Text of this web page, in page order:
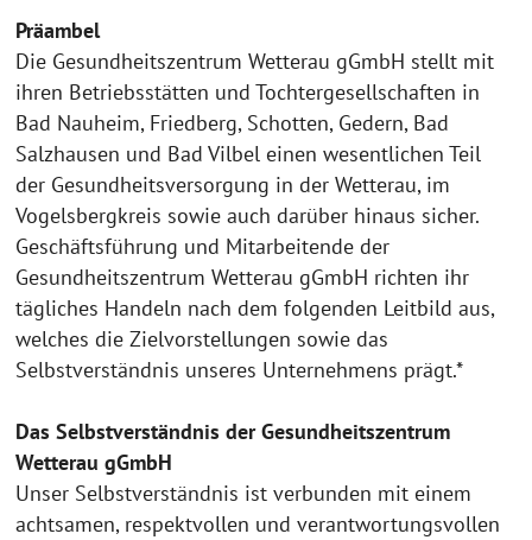
Präambel
Die Gesundheitszentrum Wetterau gGmbH stellt mit
ihren Betriebsstätten und Tochtergesellschaften in
Bad Nauheim, Friedberg, Schotten, Gedern, Bad
Salzhausen und Bad Vilbel einen wesentlichen Teil
der Gesundheitsversorgung in der Wetterau, im
Vogelsbergkreis sowie auch darüber hinaus sicher.
Geschäftsführung und Mitarbeitende der
Gesundheitszentrum Wetterau gGmbH richten ihr
tägliches Handeln nach dem folgenden Leitbild aus,
welches die Zielvorstellungen sowie das
Selbstverständnis unseres Unternehmens prägt.*
Das Selbstverständnis der Gesundheitszentrum
Wetterau gGmbH
Unser Selbstverständnis ist verbunden mit einem
achtsamen, respektvollen und verantwortungsvollen